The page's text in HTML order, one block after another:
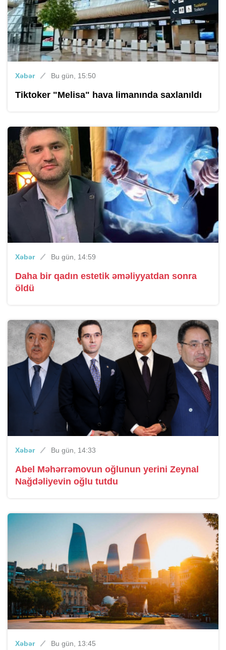
Xəbər Bu gün, 15:50
Tiktoker "Melisa" hava limanında saxlanıldı
Xəbər Bu gün, 14:59
Daha bir qadın estetik əməliyyatdan sonra
öldü
Xəbər Bu gün, 14:33
Abel Məhərrəmovun oğlunun yerini Zeynal
Nağdəliyevin oğlu tutdu
Xəbər Bu gün, 13:45